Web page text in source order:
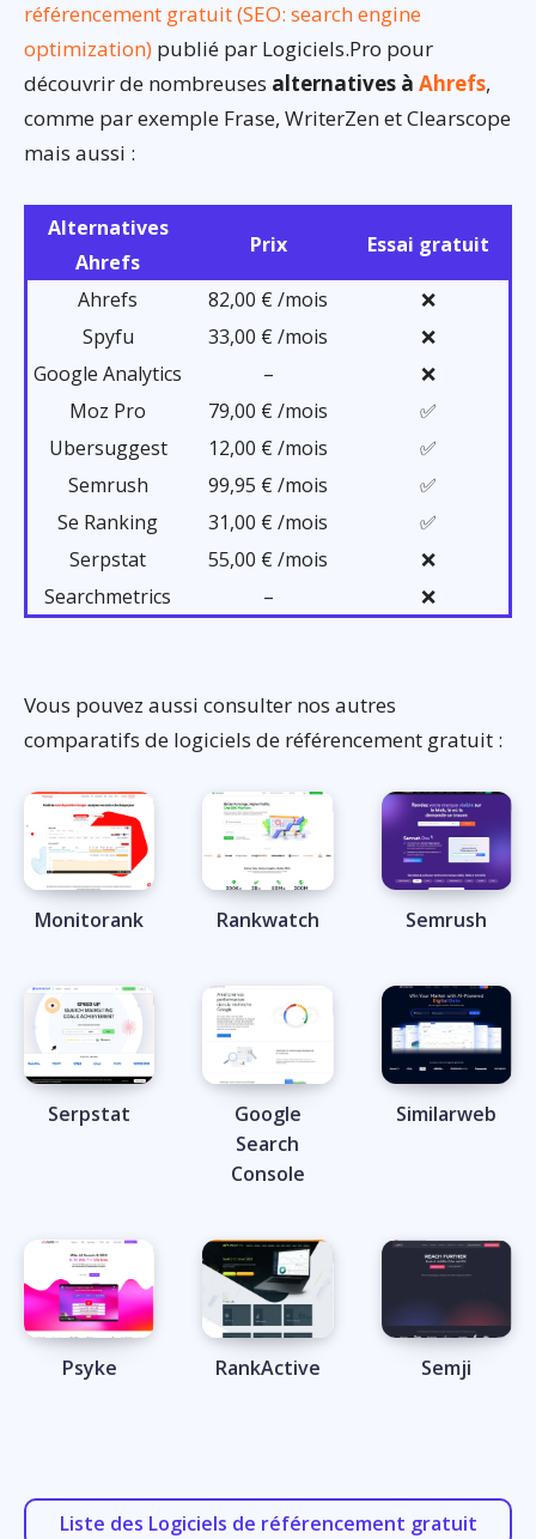
référencement gratuit (SEO: search engine
optimization) publié par Logiciels.Pro pour
découvrir de nombreuses alternatives à Ahrefs,
comme par exemple Frase, WriterZen et Clearscope
mais aussi :
Alternatives
Ahrefs
Prix Essai gratuit
Ahrefs 82,00 € /mois
❌
Spyfu
33,00 € /mois
❌
Google Analytics
–
❌
Moz Pro
79,00 € /mois
✅
Ubersuggest
12,00 € /mois
✅
Semrush
99,95 € /mois
✅
Se Ranking
31,00 € /mois
✅
Serpstat
55,00 € /mois
❌
Searchmetrics
– ❌
Vous pouvez aussi consulter nos autres
comparatifs de logiciels de référencement gratuit :
Monitorank Rankwatch Semrush
Serpstat
Google
Search
Console
Similarweb
Psyke RankActive Semji
Liste des Logiciels de référencement gratuit